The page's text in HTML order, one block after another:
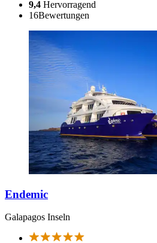
9,4 Hervorragend
16Bewertungen
Endemic
Galapagos Inseln